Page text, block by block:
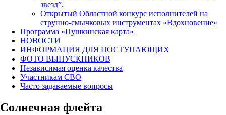
звезд”.
Открытый Областной конкурс исполнителей на
струнно-смычковых инструментах «Вдохновение»
Программа «Пушкинская карта»
НОВОСТИ
ИНФОРМАЦИЯ ДЛЯ ПОСТУПАЮЩИХ
ФОТО ВЫПУСКНИКОВ
Независимая оценка качества
Участникам СВО
Часто задаваемые вопросы
Солнечная флейта